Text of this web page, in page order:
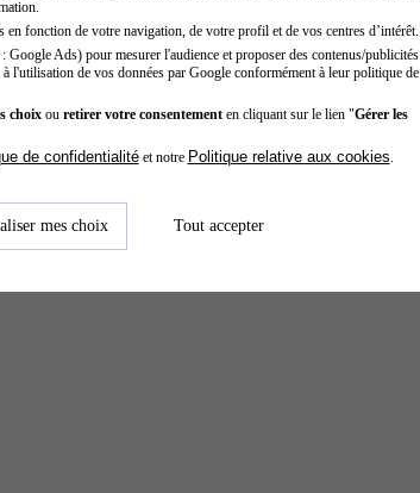
fonction de votre navigation, de votre profil et de vos centres d’intérêt.
Ads) pour mesurer l'audience et proposer des contenus/publicités
l'utilisation de vos données par Google conformément à leur politique de
choixou retirer votre consentementen cliquant sur le lien "Gérer les
de confidentialitéet notre Politique relative aux cookies
mes choix Tout accepter